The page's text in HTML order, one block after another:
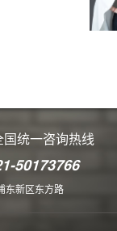
国统一咨询热线
50173766
东新区东方路